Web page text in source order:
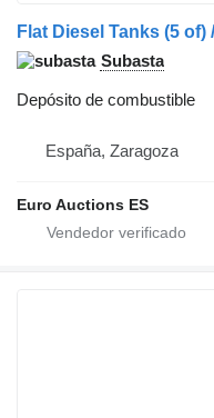
Subasta
Depósito de combustible
España, Zaragoza
Euro Auctions ES